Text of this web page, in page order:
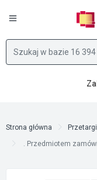
Strona główna
. Przedmiotem